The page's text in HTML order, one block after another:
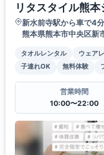
リタスタイル熊
新水前寺駅から車で4分
熊本県熊本市中央区新
タオルレンタル ウェア
子連れOK
無料体験
営業時間
10:00〜22:00